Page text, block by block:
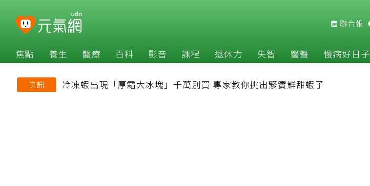
聯合報
焦點 養生 醫療 百科 影音 課程 退休力 失智 醫聲 慢病好日子
快訊 冷凍蝦出現「厚霜大冰塊」千萬別買 專家教你挑出緊實鮮甜蝦子